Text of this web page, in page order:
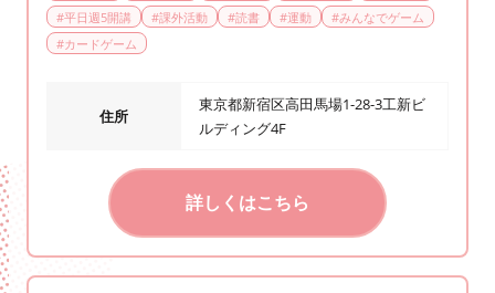
#平日週5開講 #課外活動 #読書 #運動 #みんなでゲーム
#カードゲーム
住所
東京都新宿区高田馬場1-28-3工新ビ
ルディング4F
詳しくはこちら